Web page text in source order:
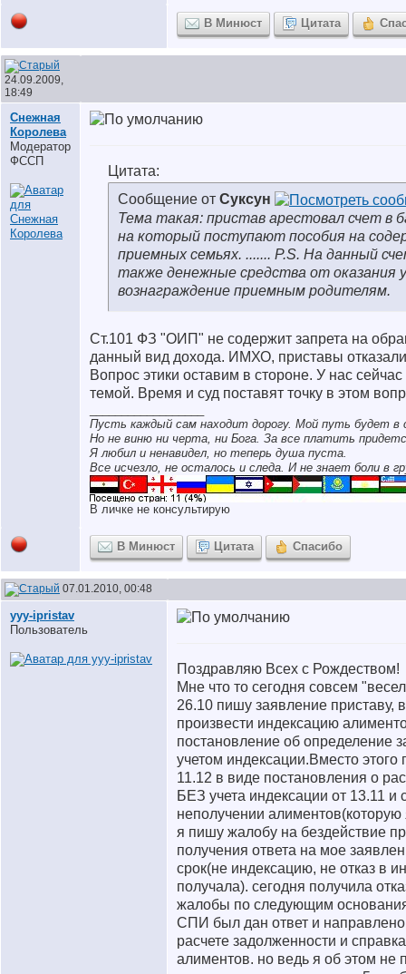
В Минюст Цитата
24.09.2009,
18:49
Снежная
Королева
Модератор
ФССП
Цитата:
Сообщение от Суксун
Тема такая: пристав арестовал счет в
на который поступают пособия на
приемных семьях. ....... P.S. На данный
также денежные средства от оказания
вознаграждение приемным родителям.
Ст.101 ФЗ "ОИП" не содержит запрета на
данный вид дохода. ИМХО, приставы
Вопрос этики оставим в стороне. У нас
темой. Время и суд поставят точку в этом
Пусть каждый сам находит дорогу. Мой путь будет в
Но не виню ни черта, ни Бога. За все платить
Я любил и ненавидел, но теперь душа пуста.
Все исчезло, не осталось и следа. И не знает боли в
В личке не консультирую
В Минюст Цитата Спасибо
07.01.2010, 00:48
yyy-ipristav
Пользователь
Поздравляю Всех с Рождеством!
Мне что то сегодня совсем
26.10 пишу заявление приставу,
произвести индексацию
постановление об определение
учетом индексации.Вместо этого
11.12 в виде постановления о
БЕЗ учета индексации от 13.11 и
неполучении
я пишу жалобу на бездействие
получения ответа на мое
срок(не индексацию, не отказ в
получала). сегодня получила
жалобы по следующим
СПИ был дан ответ и
расчете задолженности и
алиментов. но ведь я об этом не